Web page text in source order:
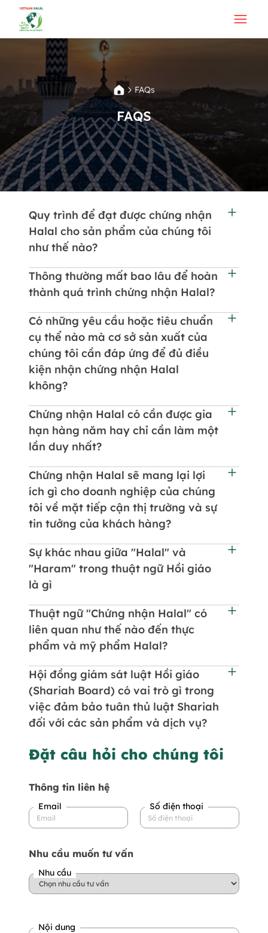
FAQs
FAQS
Quy trình để đạt được chứng nhận
Halal cho sản phẩm của chúng tôi
như thế nào?
Thông thường mất bao lâu để hoàn
thành quá trình chứng nhận Halal?
Có những yêu cầu hoặc tiêu chuẩn
cụ thể nào mà cơ sở sản xuất của
chúng tôi cần đáp ứng để đủ điều
kiện nhận chứng nhận Halal
không?
Chứng nhận Halal có cần được gia
hạn hàng năm hay chỉ cần làm một
lần duy nhất?
Chứng nhận Halal sẽ mang lại lợi
ích gì cho doanh nghiệp của chúng
tôi về mặt tiếp cận thị trường và sự
tin tưởng của khách hàng?
Sự khác nhau giữa "Halal" và
"Haram" trong thuật ngữ Hồi giáo
là gì
Thuật ngữ "Chứng nhận Halal" có
liên quan như thế nào đến thực
phẩm và mỹ phẩm Halal?
Hội đồng giám sát luật Hồi giáo
(Shariah Board) có vai trò gì trong
việc đảm bảo tuân thủ luật Shariah
đối với các sản phẩm và dịch vụ?
Đặt câu hỏi cho chúng tôi
Thông tin liên hệ
Email Số điện thoại
Nhu cầu muốn tư vấn
Nhu cầu
Nội dung